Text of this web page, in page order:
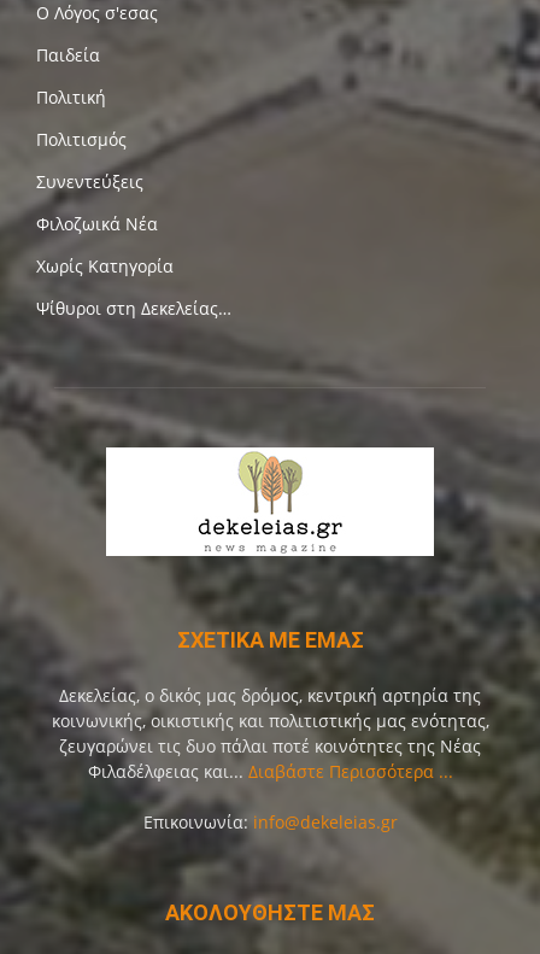
Ο Λόγος σ'εσας
Παιδεία
Πολιτική
Πολιτισμός
Συνεντεύξεις
Φιλοζωικά Νέα
Χωρίς Κατηγορία
Ψίθυροι στη Δεκελείας…
ΣΧΕΤΙΚΑ ΜΕ ΕΜΑΣ
Δεκελείας, ο δικός μας δρόμος, κεντρική αρτηρία της
κοινωνικής, οικιστικής και πολιτιστικής μας ενότητας,
ζευγαρώνει τις δυο πάλαι ποτέ κοινότητες της Νέας
Φιλαδέλφειας και... Διαβάστε Περισσότερα ...
Επικοινωνία: info@dekeleias.gr
ΑΚΟΛΟΥΘΗΣΤΕ ΜΑΣ